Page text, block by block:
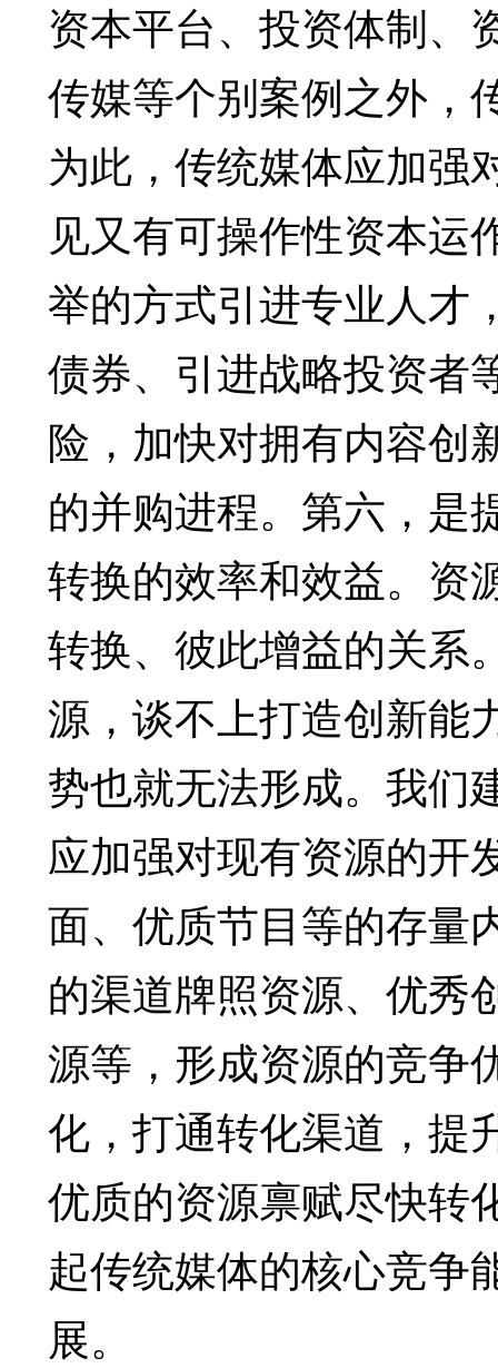
资本平台、投资体制、
传媒等个别案例之外，
为此，传统媒体应加强
见又有可操作性资本运
举的方式引进专业人才
债券、引进战略投资者
险，加快对拥有内容创
的并购进程。第六，是
转换的效率和效益。资
转换、彼此增益的关系
源，谈不上打造创新能
势也就无法形成。我们
应加强对现有资源的开
面、优质节目等的存量
的渠道牌照资源、优秀
源等，形成资源的竞争
化，打通转化渠道，提
优质的资源禀赋尽快转
起传统媒体的核心竞争
展。